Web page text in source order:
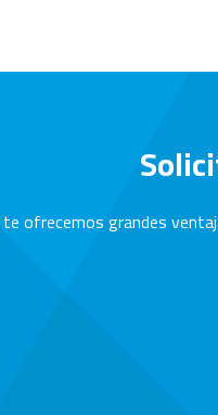
te ofrecemos grandes